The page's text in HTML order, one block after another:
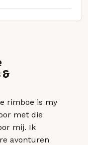
rimboe is my
met die
mij. Ik
avonturen